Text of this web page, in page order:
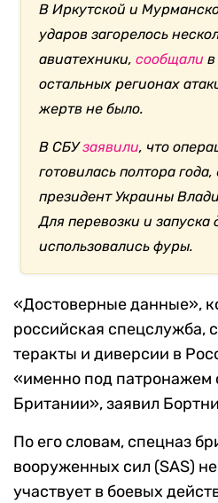
В Иркутской и
ударов загорелось
авиатехники,сообщали
остальных регионах
жертв не было.
В СБУзаявили, что
готовилась полтора
президент Украины
Для перевозки и запуска
использовались фуры.
«Достоверные данные»,
российская спецслужба,
теракты и диверсии в
«именно под патронажем
Британии», заявил
По его словам, спецназ
вооруженных сил (SAS)
участвует в боевых